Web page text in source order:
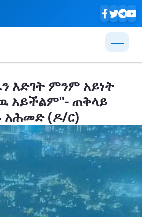
እድገት ምንም አይነት
አይችልም"- ጠቅላይ
አሕመድ (ዶ/ር)